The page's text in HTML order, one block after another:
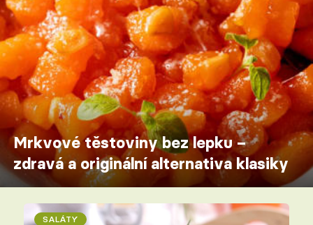
Mrkvové těstoviny bez lepku –
zdravá a originální alternativa klasiky
SALÁTY